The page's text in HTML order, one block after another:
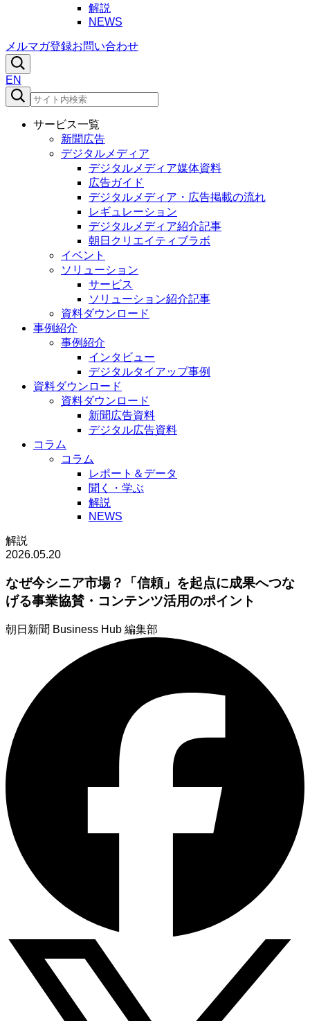
解説
NEWS
メルマガ登録お問い合わせ
EN
サービス一覧
新聞広告
デジタルメディア
デジタルメディア媒体資料
広告ガイド
デジタルメディア・広告掲載の流れ
レギュレーション
デジタルメディア紹介記事
朝日クリエイティブラボ
イベント
ソリューション
サービス
ソリューション紹介記事
資料ダウンロード
事例紹介
事例紹介
インタビュー
デジタルタイアップ事例
資料ダウンロード
資料ダウンロード
新聞広告資料
デジタル広告資料
コラム
コラム
レポート＆データ
聞く・学ぶ
解説
NEWS
解説
2026.05.20
なぜ今シニア市場？「信頼」を起点に成果へつな
げる事業協賛・コンテンツ活用のポイント
朝日新聞 Business Hub 編集部